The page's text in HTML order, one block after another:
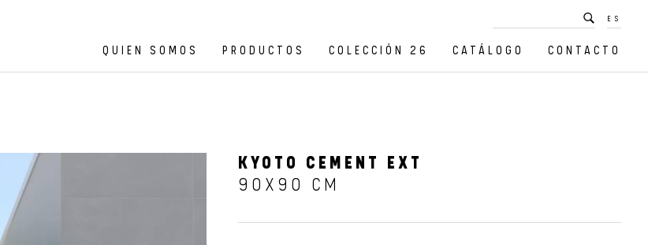
ES
QUIEN SOMOS PRODUCTOS COLECCIÓN 26 CATÁLOGO CONTACTO
KYOTO CEMENT EXT
90X90 CM